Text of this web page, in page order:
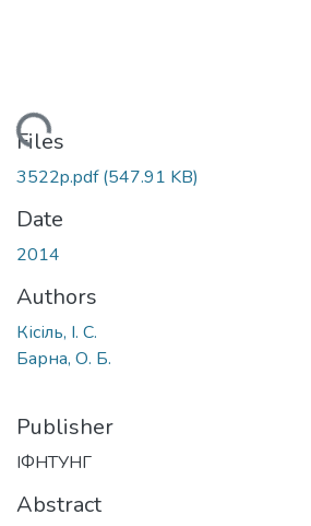
Files
3522p.pdf(547.91 KB)
Date
2014
Authors
Кісіль, І. С.
Барна, О. Б.
Publisher
ІФНТУНГ
Abstract